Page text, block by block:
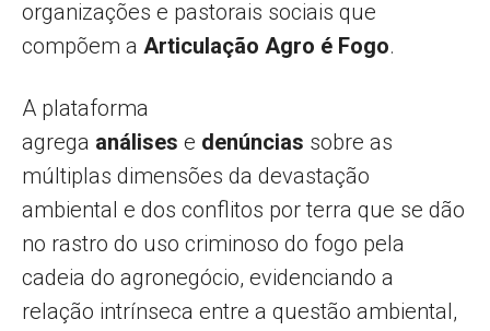
organizações e pastorais sociais que
compõem a Articulação Agro é Fogo.
A plataforma
agrega análises e denúncias sobre as
múltiplas dimensões da devastação
ambiental e dos conflitos por terra que se dão
no rastro do uso criminoso do fogo pela
cadeia do agronegócio, evidenciando a
relação intrínseca entre a questão ambiental,